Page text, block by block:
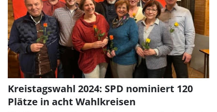
Kreistagswahl 2024: SPD nominiert 120
Plätze in acht Wahlkreisen